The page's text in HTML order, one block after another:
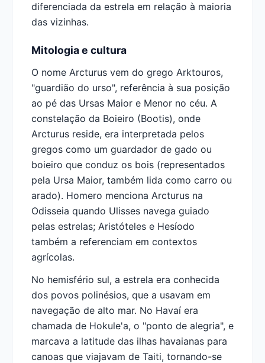
diferenciada da estrela em relação à maioria
das vizinhas.
Mitologia e cultura
O nome Arcturus vem do grego Arktouros,
"guardião do urso", referência à sua posição
ao pé das Ursas Maior e Menor no céu. A
constelação da Boieiro (Bootis), onde
Arcturus reside, era interpretada pelos
gregos como um guardador de gado ou
boieiro que conduz os bois (representados
pela Ursa Maior, também lida como carro ou
arado). Homero menciona Arcturus na
Odisseia quando Ulisses navega guiado
pelas estrelas; Aristóteles e Hesíodo
também a referenciam em contextos
agrícolas.
No hemisfério sul, a estrela era conhecida
dos povos polinésios, que a usavam em
navegação de alto mar. No Havaí era
chamada de Hokule'a, o "ponto de alegria", e
marcava a latitude das ilhas havaianas para
canoas que viajavam de Taiti, tornando-se